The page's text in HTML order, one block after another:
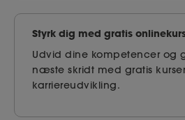
Styrk dig med gratis
Udvid dine kompetencer og
næste skridt med gratis
karriereudvikling.